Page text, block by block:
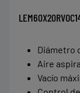
Diámetro
Aire
Vacío